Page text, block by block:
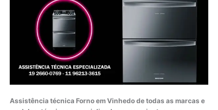
Assistência técnica Forno em Vinhedo de todas as marcas e